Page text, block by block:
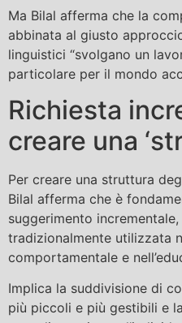
Ma Bilal afferma che la
abbinata al giusto
linguistici “svolgano un
particolare per il mondo
Richiesta
creare una
Per creare una struttura
Bilal afferma che è
suggerimento
tradizionalmente utilizzata
comportamentale e
Implica la suddivisione di
più piccoli e più gestibili e